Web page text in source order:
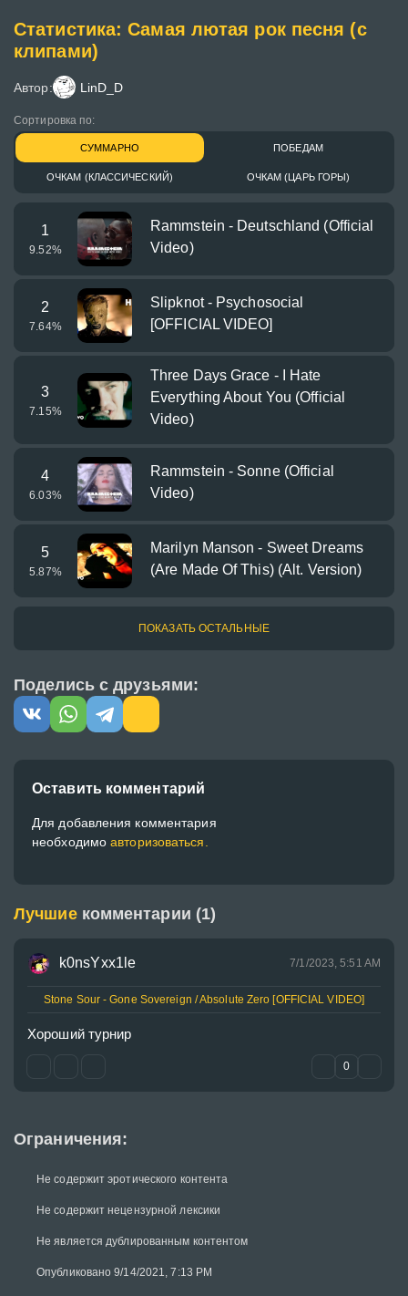
Статистика: Самая лютая рок песня (с
клипами)
Автор: LinD_D
Сортировка по:
СУММАРНО ПОБЕДАМ
ОЧКАМ (КЛАССИЧЕСКИЙ) ОЧКАМ (ЦАРЬ ГОРЫ)
1
9.52%
Rammstein - Deutschland (Official
Video)
2
7.64%
Slipknot - Psychosocial
[OFFICIAL VIDEO]
3
7.15%
Three Days Grace - I Hate
Everything About You (Official
Video)
4
6.03%
Rammstein - Sonne (Official
Video)
5
5.87%
Marilyn Manson - Sweet Dreams
(Are Made Of This) (Alt. Version)
ПОКАЗАТЬ ОСТАЛЬНЫЕ
Поделись с друзьями:
Ограничения:
Не содержит эротического контента
Не содержит нецензурной лексики
Не является дублированным контентом
Опубликовано 9/14/2021, 7:13 PM
Оставить комментарий
Для добавления комментария
необходимоавторизоваться.
Лучшие комментарии (1)
k0nsYxx1le 7/1/2023, 5:51 AM
Stone Sour - Gone Sovereign / Absolute Zero [OFFICIAL VIDEO]
Хороший турнир
0